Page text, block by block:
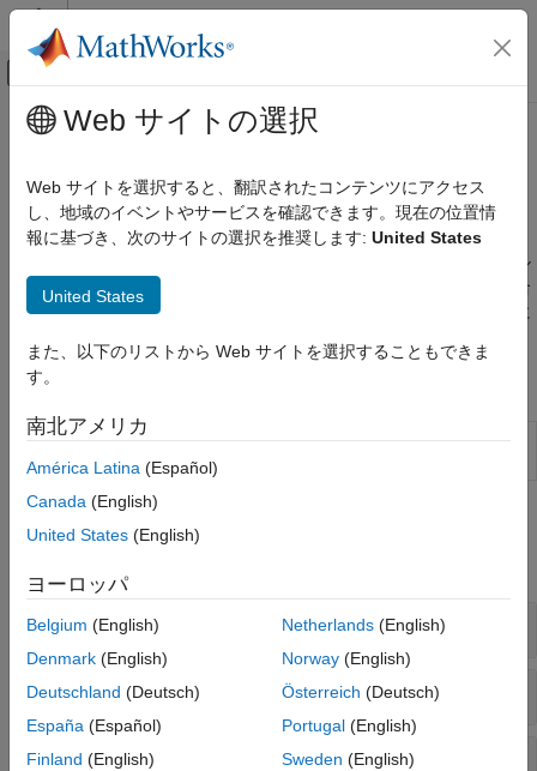
コンテンツへスキップ
オフキャンバス ナビゲーション メ
ドキュメンテーションのホーム
Statistics and Machine Learning Toolbox
Statistics and Machine Learning Toolbox 入
確率分布と仮説検定
産業用統計
ANOVA
回帰
分類
クラスター分析と異常検出
次元削減と特徴抽出
Simulink とコード生成
用途
メインコンテンツ
次元削減と特徴抽出
PCA、因子分析、特徴選択、特徴抽出など
"特徴変換" 手法では、データを新しい特徴量に変換することによ
"特徴選択" 手法は、カテゴリカル
変数がデータに含まれている場合など、変数を変換できない場合
に適しています。特に最小二乗近似に適している特徴選択手法に
ライブ エディター タスク
次元
削減
ライブ エディターでの主成分分析 (PCA) を使用した
次元削減 (R2022b 以降)
特徴選択
特徴抽出
多次元可視化
Web サイトの選択
Web サイトを選択すると、翻訳されたコンテンツにアクセス
し、地域のイベントやサービスを確認できます。現在の位置情
報に基づき、次のサイトの選択を推奨します: United States
United States
また、以下のリストから Web サイトを選択することもできま
す。
南北アメリカ
América Latina (Español)
Canada (English)
United States (English)
ヨーロッパ
Belgium (English)
Denmark (English)
Deutschland (Deutsch)
España (Español)
Finland (English)
Netherlands(English)
Norway(English)
Österreich (Deutsch)
Portugal(English)
Sweden (English)